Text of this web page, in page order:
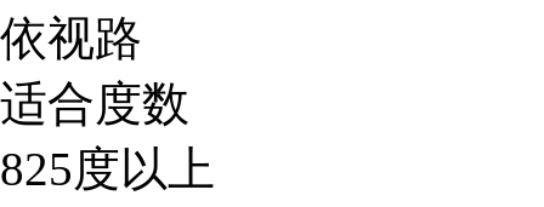
依视路
适合度数
825度以上